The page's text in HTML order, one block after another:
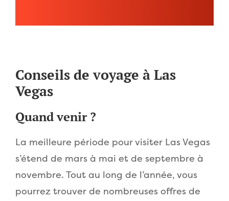
Conseils de voyage à Las
Vegas
Quand venir ?
La meilleure période pour visiter Las Vegas
s’étend de mars à mai et de septembre à
novembre. Tout au long de l’année, vous
pourrez trouver de nombreuses offres de